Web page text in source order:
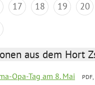
17 18 19 20
aus dem Hort
Opa-Tag am 8. Mai